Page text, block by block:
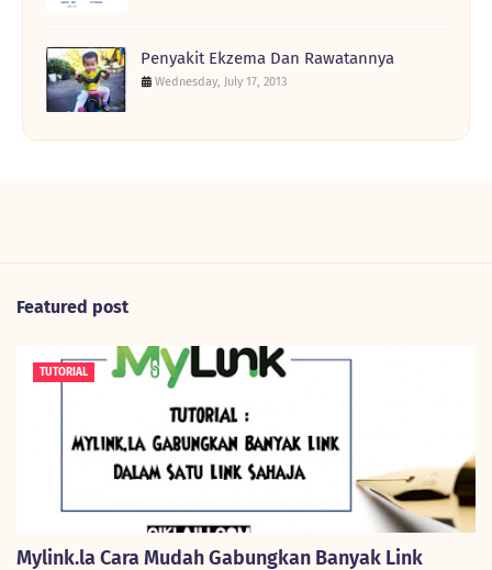
Penyakit Ekzema Dan Rawatannya
Wednesday, July 17, 2013
Featured post
TUTORIAL
Mylink.la Cara Mudah Gabungkan Banyak Link